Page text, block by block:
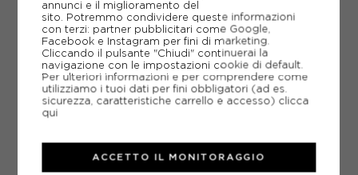
GUIDA ALLE TAGLIE
CONSIGLIATI DA NOI
annunci e il miglioramento del
sito. Potremmo condividere queste informazioni
con terzi: partner pubblicitari come Google,
Facebook e Instagram per fini di marketing.
Cliccando il pulsante "Chiudi" continuerai la
navigazione con le impostazioni cookie di default.
Per ulteriori informazioni e per comprendere come
utilizziamo i tuoi dati per fini obbligatori (ad es.
sicurezza, caratteristiche carrello e accesso) clicca
qui
ACCETTO IL MONITORAGGIO